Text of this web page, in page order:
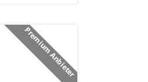
Premium Anbieter